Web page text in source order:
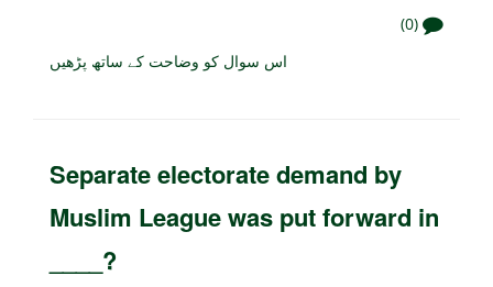
(0)
اس سوال کو وضاحت کے ساتھ پڑھیں
Separate electorate demand by
Muslim League was put forward in
____?